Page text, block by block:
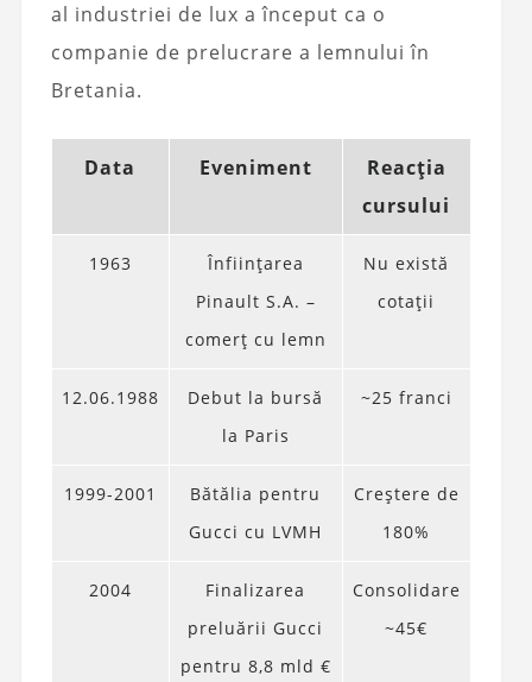
al industriei de lux a început ca o
companie de prelucrare a lemnului în
Bretania.
Data Eveniment
Reacția
cursului
1963
Înființarea
Pinault S.A. –
comerț cu lemn
Nu există
cotații
12.06.1988
Debut la bursă
la Paris
~25 franci
1999-2001
Bătălia pentru
Gucci cu LVMH
Creștere de
180%
2004
Finalizarea
preluării Gucci
pentru 8,8 mld €
Consolidare
~45€